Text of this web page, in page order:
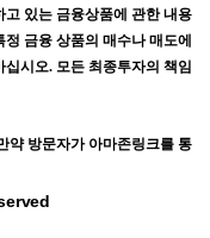
있는 금융상품에 관한 내용
금융 상품의 매수나 매도에
시오. 모든 최종투자의 책임
약 방문자가 아마존링크를 통